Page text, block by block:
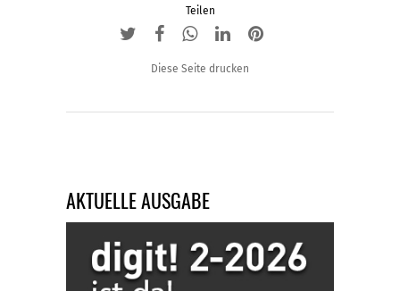
Teilen
Diese Seite drucken
AKTUELLE AUSGABE